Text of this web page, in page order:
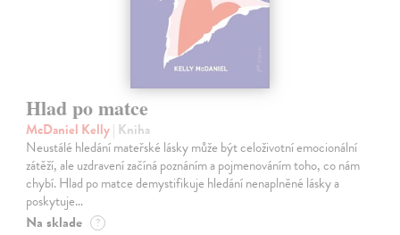
Hlad po matce
McDaniel Kelly| Kniha
Neustálé hledání mateřské lásky může být celoživotní emocionální
zátěží, ale uzdravení začíná poznáním a pojmenováním toho, co nám
chybí. Hlad po matce demystifikuje hledání nenaplněné lásky a
poskytuje…
Na sklade ?